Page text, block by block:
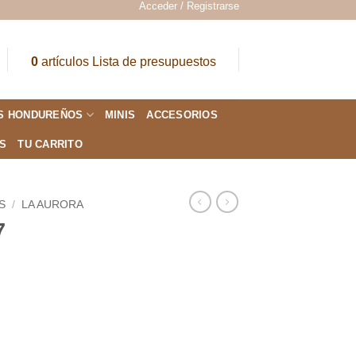
Acceder / Registrarse
0artículos Lista de presupuestos
HONDUREÑOS MINIS ACCESORIOS
TU CARRITO
/ LA AURORA